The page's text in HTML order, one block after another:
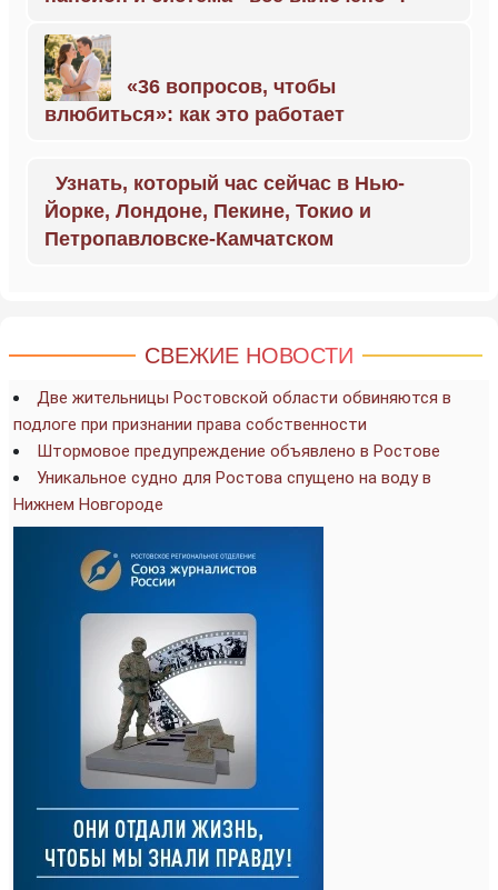
«36 вопросов, чтобы
влюбиться»: как это работает
Узнать, который час сейчас в Нью-
Йорке, Лондоне, Пекине, Токио и
Петропавловске-Камчатском
СВЕЖИЕ НОВОСТИ
Две жительницы Ростовской области обвиняются в
подлоге при признании права собственности
Штормовое предупреждение объявлено в Ростове
Уникальное судно для Ростова спущено на воду в
Нижнем Новгороде